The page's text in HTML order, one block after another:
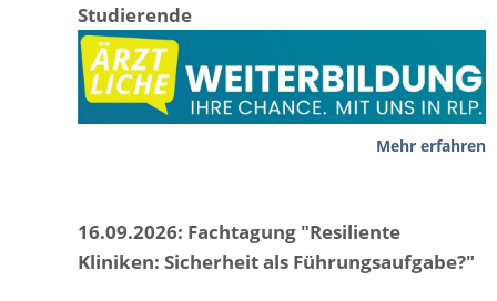
Studierende
Mehr erfahren
16.09.2026: Fachtagung "Resiliente
Kliniken: Sicherheit als Führungsaufgabe?"